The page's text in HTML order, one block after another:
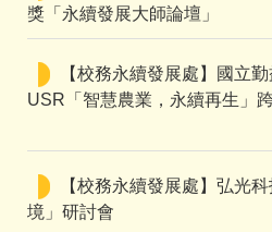
獎「永續發展大師論壇」
【校務永續發展處】國立
USR「智慧農業，永續再生」
【校務永續發展處】弘光
境」研討會